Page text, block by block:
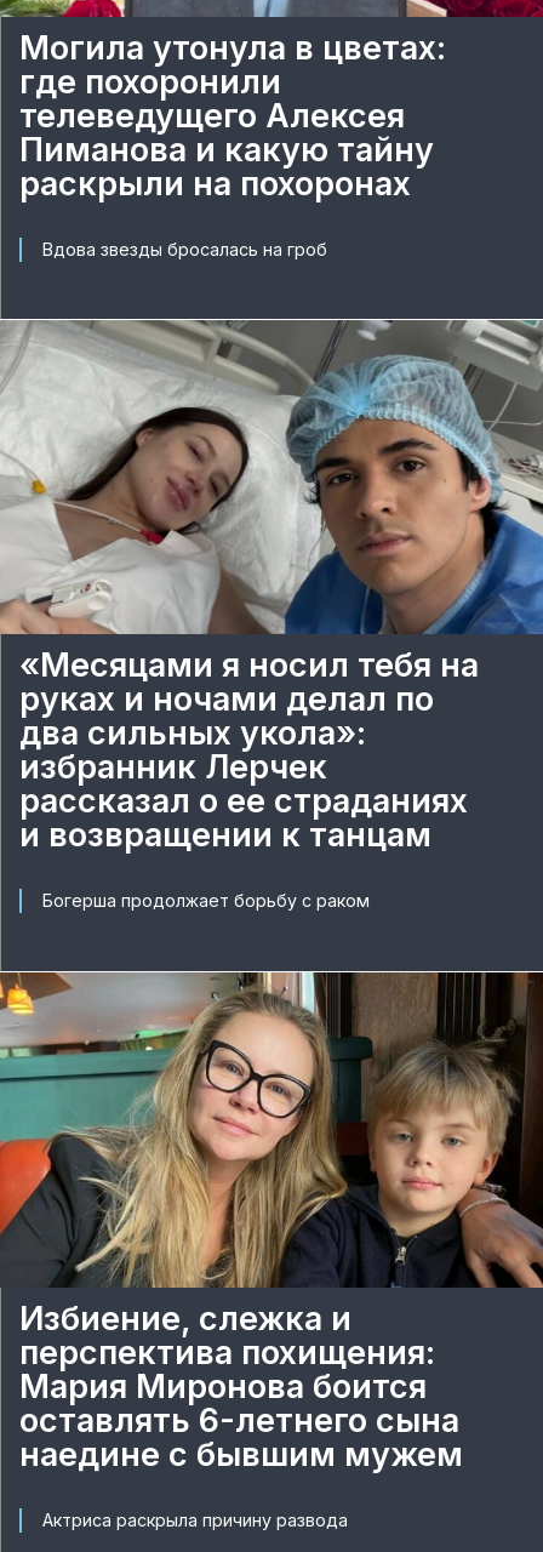
Могила утонула в цветах:
где похоронили
телеведущего Алексея
Пиманова и какую тайну
раскрыли на похоронах
Вдова звезды бросалась на гроб
«Месяцами я носил тебя на
руках и ночами делал по
два сильных укола»:
избранник Лерчек
рассказал о ее страданиях
и возвращении к танцам
Богерша продолжает борьбу с раком
Избиение, слежка и
перспектива похищения:
Мария Миронова боится
оставлять 6-летнего сына
наедине с бывшим мужем
Актриса раскрыла причину развода